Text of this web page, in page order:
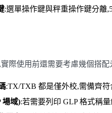
:選單操作鍵與秤重操作鍵分離
際使用前還需要考慮幾個搭配
:TX/TXB 都是僅外校,需備齊
場域):若需要列印 GLP 格式稱